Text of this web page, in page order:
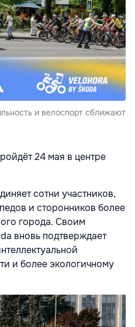
и велоспорт сближают
24 мая в центре
сотни участников,
и сторонников более
города. Своим
вновь подтверждает
и более экологичному